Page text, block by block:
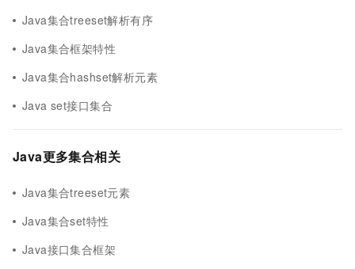
Java集合treeset解析有序
Java集合框架特性
Java集合hashset解析元素
Java set接口集合
Java更多集合相关
Java集合treeset元素
Java集合set特性
Java接口集合框架